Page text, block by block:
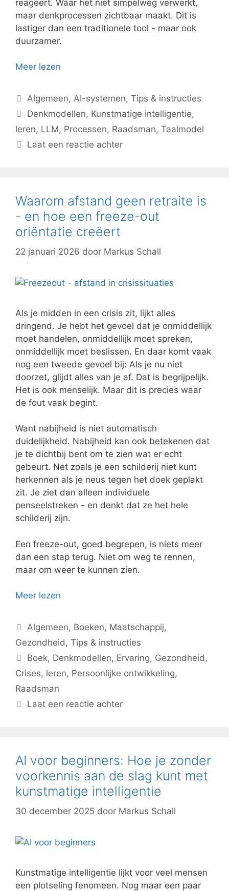
reageert. Waar het niet simpelweg verwerkt,
maar denkprocessen zichtbaar maakt. Dit is
lastiger dan een traditionele tool - maar ook
duurzamer.
Meer lezen
Categorieën
Algemeen,AI-systemen,Tips & instructies
Tags
Denkmodellen, Kunstmatige intelligentie,
leren, LLM, Processen, Raadsman, Taalmodel
Laat een reactie achter
Waarom afstand geen retraite is
- en hoe een freeze-out
oriëntatie creëert
22 januari 2026 door Markus Schall
Als je midden in een crisis zit, lijkt alles
dringend. Je hebt het gevoel dat je onmiddellijk
moet handelen, onmiddellijk moet spreken,
onmiddellijk moet beslissen. En daar komt vaak
nog een tweede gevoel bij: Als je nu niet
doorzet, glijdt alles van je af. Dat is begrijpelijk.
Het is ook menselijk. Maar dit is precies waar
de fout vaak begint.
Want nabijheid is niet automatisch
duidelijkheid. Nabijheid kan ook betekenen dat
je te dichtbij bent om te zien wat er echt
gebeurt. Net zoals je een schilderij niet kunt
herkennen als je neus tegen het doek geplakt
zit. Je ziet dan alleen individuele
penseelstreken - en denkt dat ze het hele
schilderij zijn.
Een freeze-out, goed begrepen, is niets meer
dan een stap terug. Niet om weg te rennen,
maar om weer te kunnen zien.
Meer lezen
Categorieën
Algemeen, Boeken, Maatschappij,
Gezondheid, Tips & instructies
Tags
Boek, Denkmodellen, Ervaring, Gezondheid,
Crises, leren, Persoonlijke ontwikkeling,
Raadsman
Laat een reactie achter
AI voor beginners: Hoe je zonder
voorkennis aan de slag kunt met
kunstmatige intelligentie
30 december 2025 door Markus Schall
Kunstmatige intelligentie lijkt voor veel mensen
een plotseling fenomeen. Nog maar een paar